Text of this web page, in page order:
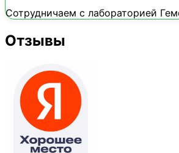
Сотрудничаем с лабораторией
Отзывы